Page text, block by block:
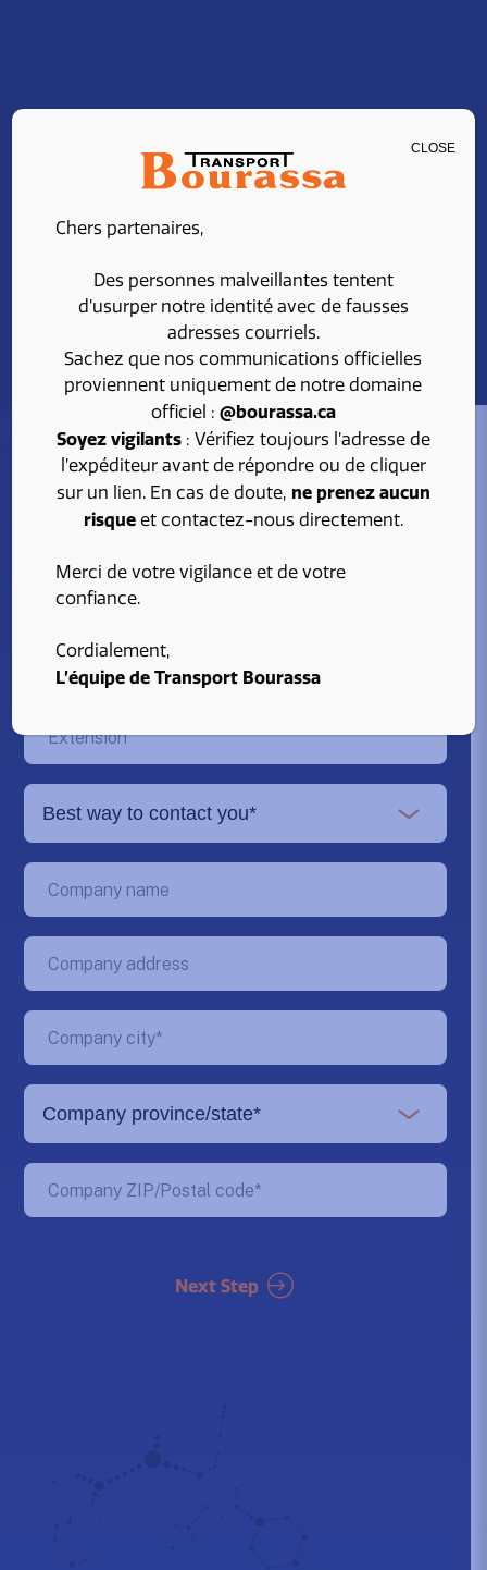
Rate request
2 3 4
CONTACT INFORMATIONS
Next Step
Chers partenaires,
Des personnes malveillantes tentent
d’usurper notre identité avec de fausses
adresses courriels.
Sachez que nos communications officielles
proviennent uniquement de notre domaine
officiel : @bourassa.ca
Soyez vigilants : Vérifiez toujours l’adresse de
l’expéditeur avant de répondre ou de cliquer
sur un lien. En cas de doute, ne prenez aucun
risque et contactez-nous directement.
Merci de votre vigilance et de votre
confiance.
Cordialement,
L’équipe de Transport Bourassa
CLOSE